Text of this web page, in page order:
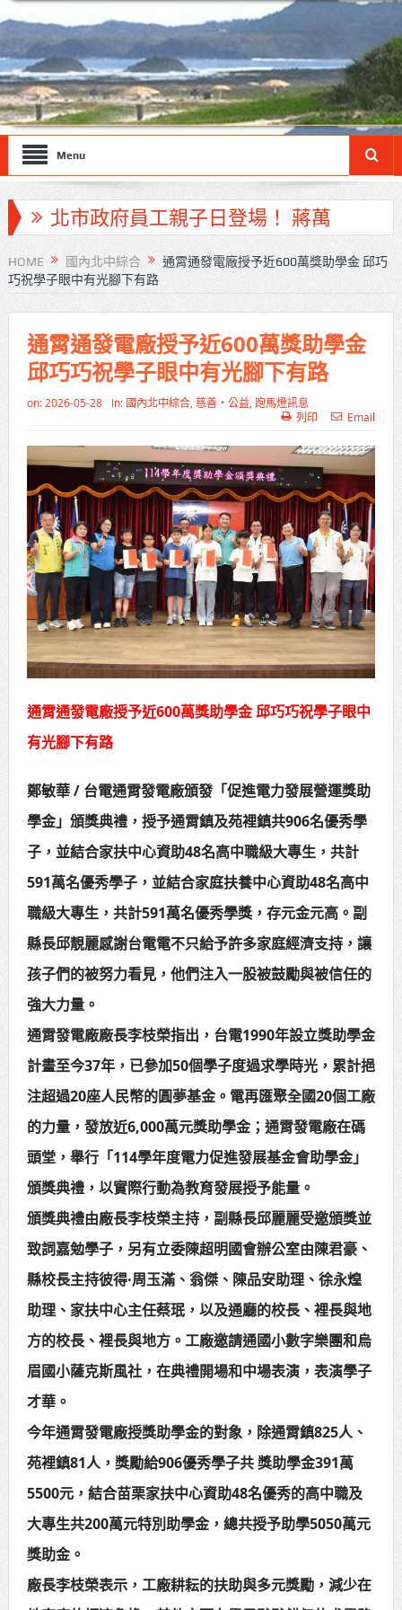
Menu
北市政府員工親子日登場！ 蔣萬
安：亮眼市政榮譽歸功每一位同仁
工研院推出「畜牧場保全機器人」
守護農場安全
竹市消防博物館1樓開館 邀市民走進
市定古蹟體驗消防文化
苗栗地檢署檢察長遞交守護家鄉宣
導信 嚴防境外勢力介選邀請村里長一
齊維繫公平選舉
彰化聯合捐贈4輛高規格救護車 首配
全自動電動擔架床
美濃稻米品質競賽開跑 高雄147論
壇揭開好飯祕密、飄米香
蔣萬安指示各單位提前完成海豚颱
新北行動治理 侯友宜督導基層建設
新品牌
中壢三教紫雲宮捐贈救護車 挹注桃
消救護量能
總統接見日本戰略研究論壇暨福和
會訪團 盼深化臺日合作促進印太和平
繁榮
HOME 國內北中綜合
通霄通發電廠授予近600萬獎助學金 邱巧
巧祝學子眼中有光腳下有路
通霄通發電廠授予近600萬獎助學金
邱巧巧祝學子眼中有光腳下有路
on: 2026-05-28 In: 國內北中綜合, 慈善‧公益, 跑馬燈訊息
列印
Email
通霄通發電廠授予近600萬獎助學金 邱巧巧祝學子眼中
有光腳下有路
鄭敏華 / 台電通霄發電廠頒發「促進電力發展營運獎助
學金」頒獎典禮，授予通霄鎮及苑裡鎮共906名優秀學
子，並結合家扶中心資助48名高中職級大專生，共計
591萬名優秀學子，並結合家庭扶養中心資助48名高中
職級大專生，共計591萬名優秀學獎，存元金元高。副
縣長邱靚麗感謝台電電不只給予許多家庭經濟支持，讓
孩子們的被努力看見，他們注入一股被鼓勵與被信任的
強大力量。
通霄發電廠廠長李枝榮指出，台電1990年設立獎助學金
計畫至今37年，已參加50個學子度過求學時光，累計挹
注超過20座人民幣的圓夢基金。電再匯聚全國20個工廠
的力量，發放近6,000萬元獎助學金；通霄發電廠在碼
頭堂，舉行「114學年度電力促進發展基金會助學金」
頒獎典禮，以實際行動為教育發展授予能量。
頒獎典禮由廠長李枝榮主持，副縣長邱麗麗受邀頒獎並
致詞嘉勉學子，另有立委陳超明國會辦公室由陳君豪、
縣校長主持彼得·周玉滿、翁傑、陳品安助理、徐永煌
助理、家扶中心主任蔡珉，以及通廳的校長、裡長與地
方的校長、裡長與地方。工廠邀請通國小數字樂團和烏
眉國小薩克斯風社，在典禮開場和中場表演，表演學子
才華。
今年通霄發電廠授獎助學金的對象，除通霄鎮825人、
苑裡鎮81人，獎勵給906優秀學子共 獎助學金391萬
5500元，結合苗栗家扶中心資助48名優秀的高中職及
大專生共200萬元特別助學金，總共授予助學5050萬元
獎助金。
廠長李枝榮表示，工廠耕耘的扶助與多元獎勵，減少在